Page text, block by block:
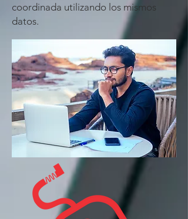
coordinada utilizando los mismos
datos.